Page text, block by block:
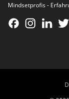
Mindsetprofis -